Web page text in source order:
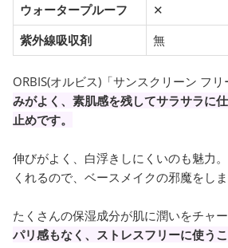
ウォータープルーフ
✕
紫外線吸収剤
無
ORBIS(オルビス)「サンスクリーン フリ
みがよく、素肌感を残してサラサラに
止めです。
伸びがよく、白浮きしにくいのも魅力
くれるので、ベースメイクの邪魔をしま
たくさんの保湿成分が肌に潤いをチャー
パリ感もなく、ストレスフリーに使うこ